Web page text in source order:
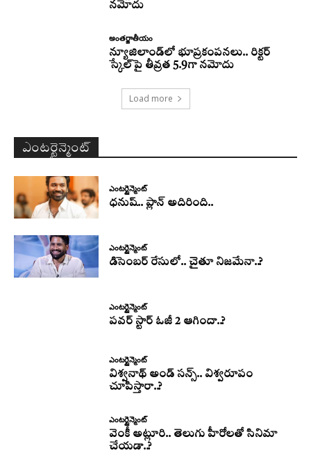
నమోదు
అంతర్జాతీయం
న్యూజిలాండ్‌లో భూప్రకంపనలు.. రిక్టర్‌
స్కేల్‌పై తీవ్రత 5.9గా నమోదు
Load more
ఎంటర్టైన్మెంట్
ఎంటర్టైన్మెంట్
ధనుష్‌.. ప్లాన్ అదిరింది..
ఎంటర్టైన్మెంట్
డిసెంబర్ రేసులో.. చైతూ నిజమేనా..?
ఎంటర్టైన్మెంట్
పవర్ స్టార్ ఓజీ 2 ఆగిందా..?
ఎంటర్టైన్మెంట్
విశ్వనాథ్ అండ్ సన్స్.. విశ్వరూపం
చూపిస్తారా..?
ఎంటర్టైన్మెంట్
వెంకీ అట్లూరి.. తెలుగు హీరోలతో సినిమా
చేయడా..?